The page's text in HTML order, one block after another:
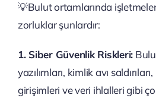
💡Bulut ortamlarında
zorluklar şunlardır:
1. Siber Güvenlik Riskleri:
yazılımları, kimlik avı
girişimleri ve veri ihlalleri gibi